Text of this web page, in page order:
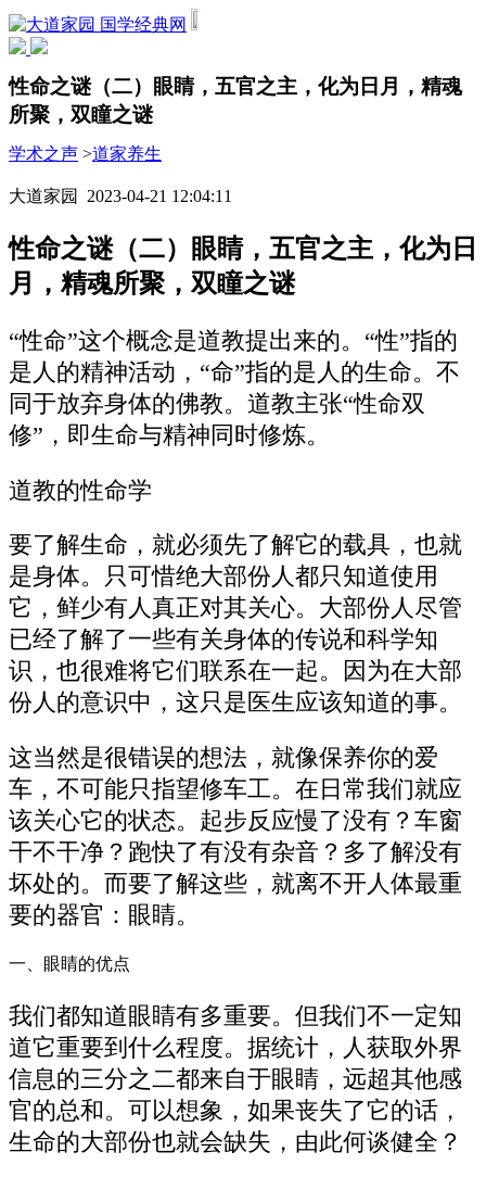
国学经典网
性命之谜（二）眼睛，五官之主，化为日月，精魂
所聚，双瞳之谜
学术之声 >道家养生
大道家园 2023-04-21 12:04:11
性命之谜（二）眼睛，五官之主，化为日
月，精魂所聚，双瞳之谜
“性命”这个概念是道教提出来的。“性”指的
是人的精神活动，“命”指的是人的生命。不
同于放弃身体的佛教。道教主张“性命双
修”，即生命与精神同时修炼。
道教的性命学
要了解生命，就必须先了解它的载具，也就
是身体。只可惜绝大部份人都只知道使用
它，鲜少有人真正对其关心。大部份人尽管
已经了解了一些有关身体的传说和科学知
识，也很难将它们联系在一起。因为在大部
份人的意识中，这只是医生应该知道的事。
这当然是很错误的想法，就像保养你的爱
车，不可能只指望修车工。在日常我们就应
该关心它的状态。起步反应慢了没有？车窗
干不干净？跑快了有没有杂音？多了解没有
坏处的。而要了解这些，就离不开人体最重
要的器官：眼睛。
一、眼睛的优点
我们都知道眼睛有多重要。但我们不一定知
道它重要到什么程度。据统计，人获取外界
信息的三分之二都来自于眼睛，远超其他感
官的总和。可以想象，如果丧失了它的话，
生命的大部份也就会缺失，由此何谈健全？